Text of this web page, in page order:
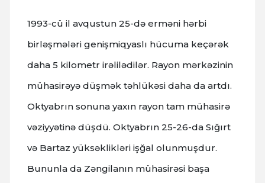
1993-cü il avqustun 25-də erməni hərbi
birləşmələri genişmiqyaslı hücuma keçərək
daha 5 kilometr irəlilədilər. Rayon mərkəzinin
mühasirəyə düşmək təhlükəsi daha da artdı.
Oktyabrın sonuna yaxın rayon tam mühasirə
vəziyyətinə düşdü. Oktyabrın 25-26-da Sığırt
və Bartaz yüksəklikləri işğal olunmuşdur.
Bununla da Zəngilanın mühasirəsi başa